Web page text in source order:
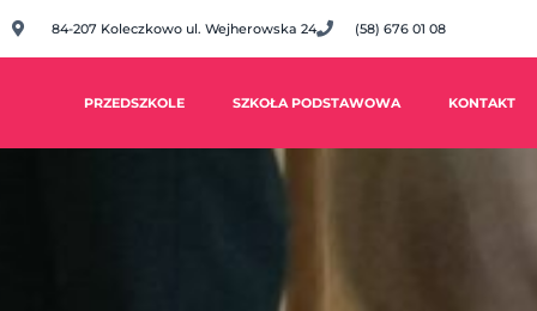
84-207 Koleczkowo ul. Wejherowska 24 (58) 676 01 08
PRZEDSZKOLE SZKOŁA PODSTAWOWA KONTAKT